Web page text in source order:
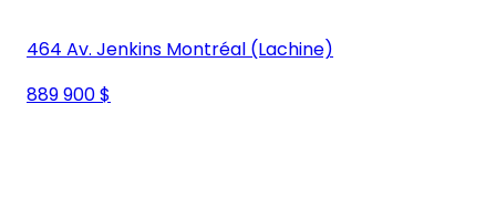
464 Av. Jenkins Montréal (Lachine)
889 900 $